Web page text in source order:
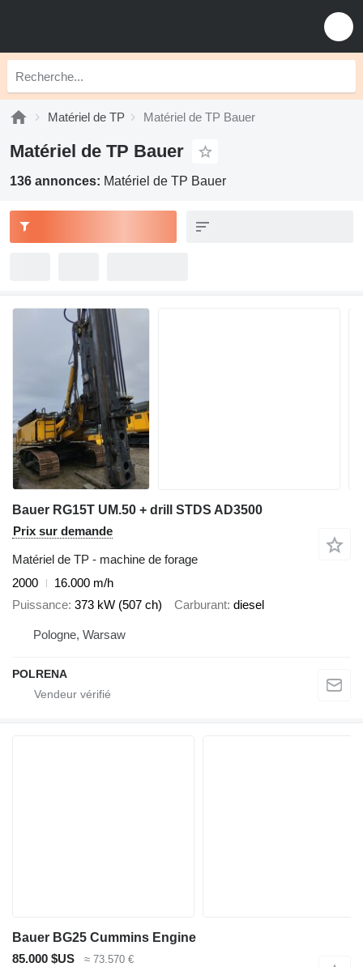
Matériel de TP Matériel de TP Bauer
Matériel de TP Bauer
136 annonces: Matériel de TP Bauer
Bauer RG15T UM.50 + drill STDS AD3500
Prix sur demande
Matériel de TP - machine de forage
2000
16.000 m/h
Puissance 373 kW (507 ch) Carburant diesel
Pologne, Warsaw
POLRENA
Bauer BG25 Cummins Engine
85.000 $US
≈ 73.570 €